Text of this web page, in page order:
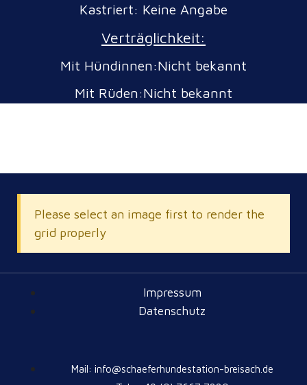
Kastriert: Keine Angabe
Verträglichkeit:
Mit Hündinnen:Nicht bekannt
Mit Rüden:Nicht bekannt
Please select an image first to render the
grid properly
Impressum
Datenschutz
Mail: info@schaeferhundestation-breisach.de